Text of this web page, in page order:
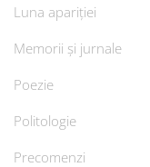
Luna apariției
Memorii și jurnale
Poezie
Politologie
Precomenzi